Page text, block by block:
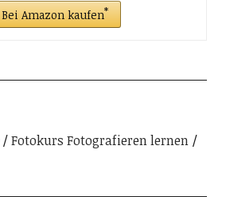
Bei Amazon kaufen
Fotokurs Fotografieren lernen